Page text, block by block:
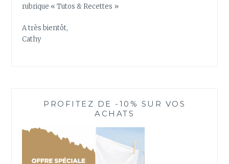
rubrique « Tutos & Recettes »
A très bientôt,
Cathy
PROFITEZ DE -10% SUR VOS
ACHATS